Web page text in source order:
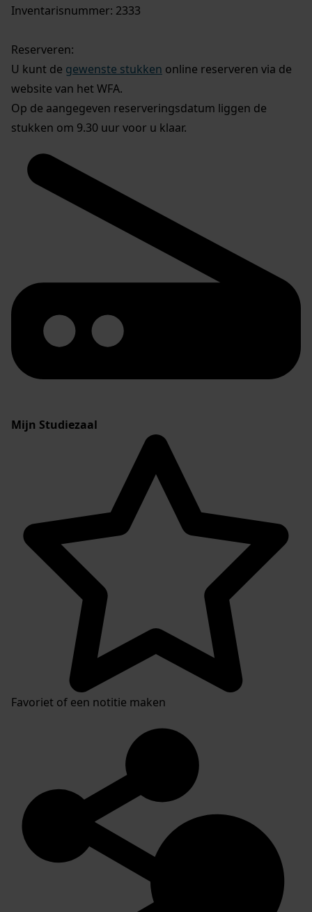
Inventarisnummer: 2333
Reserveren:
U kunt de gewenste stukken online reserveren via de
website van het WFA.
Op de aangegeven reserveringsdatum liggen de
stukken om 9.30 uur voor u klaar.
Mijn Studiezaal
Favoriet of een notitie maken